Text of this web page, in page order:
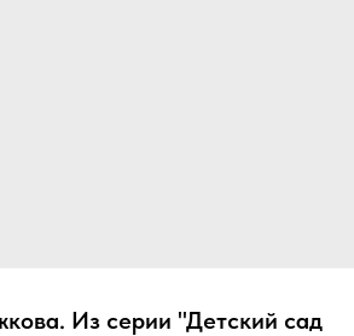
Из серии "Детский сад